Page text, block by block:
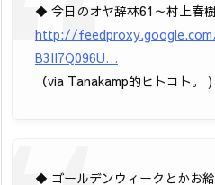
◆ 今日のオヤ辞林61～村上春
http://
B3II7Q096U…
（via Tanakamp的ヒトコト
◆ ゴールデンウィークとかお